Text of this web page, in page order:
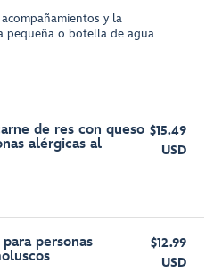
y la
pequeña o botella de agua
de res con queso
alérgicas al
$15.49
USD
personas
$12.99
USD